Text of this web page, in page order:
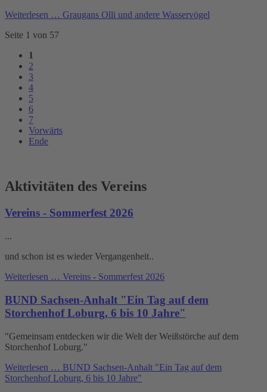
Weiterlesen … Graugans Olli und andere Wasservögel
Seite 1 von 57
1
2
3
4
5
6
7
Vorwärts
Ende
Aktivitäten des Vereins
Vereins - Sommerfest 2026
...
und schon ist es wieder Vergangenheit..
Weiterlesen … Vereins - Sommerfest 2026
BUND Sachsen-Anhalt "Ein Tag auf dem
Storchenhof Loburg, 6 bis 10 Jahre"
"Gemeinsam entdecken wir die Welt der Weißstörche auf dem
Storchenhof Loburg."
Weiterlesen … BUND Sachsen-Anhalt "Ein Tag auf dem
Storchenhof Loburg, 6 bis 10 Jahre"